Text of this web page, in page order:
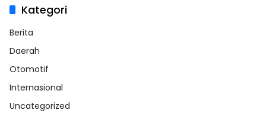
Kategori
Berita
Daerah
Otomotif
Internasional
Uncategorized